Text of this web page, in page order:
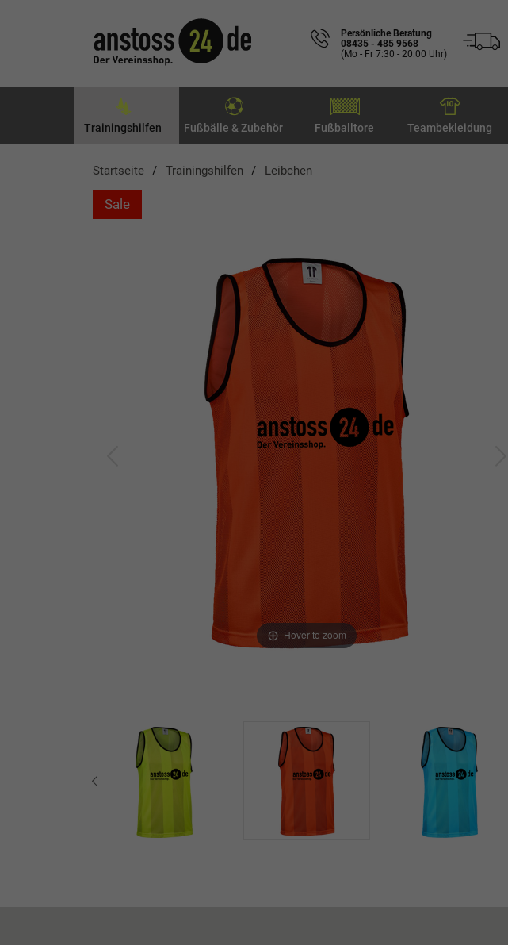
Persönliche Beratung
08435 - 485 9568
(Mo - Fr 7:30 - 20:00 Uhr)
Trainingshilfen Fußbälle & Zubehör Fußballtore Teambekleidung
Startseite Trainingshilfen Leibchen
Sale
Hover to zoom